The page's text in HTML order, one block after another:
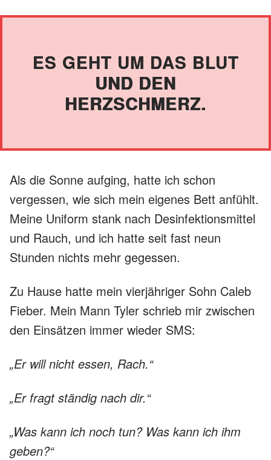
ES GEHT UM DAS BLUT
UND DEN
HERZSCHMERZ.
Als die Sonne aufging, hatte ich schon
vergessen, wie sich mein eigenes Bett anfühlt.
Meine Uniform stank nach Desinfektionsmittel
und Rauch, und ich hatte seit fast neun
Stunden nichts mehr gegessen.
Zu Hause hatte mein vierjähriger Sohn Caleb
Fieber. Mein Mann Tyler schrieb mir zwischen
den Einsätzen immer wieder SMS:
„Er will nicht essen, Rach.“
„Er fragt ständig nach dir.“
„Was kann ich noch tun? Was kann ich ihm
geben?“